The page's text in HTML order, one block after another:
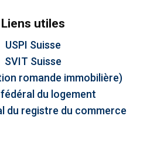
Liens utiles
USPI Suisse
SVIT Suisse
romande immobilière)
du logement
du registre du commerce